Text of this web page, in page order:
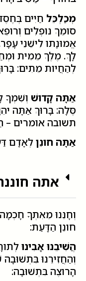
מְכַלְכֵּל חַיִּים
סומֵךְ נופְלִים
אֱמוּנָתו לִישֵׁנֵי
לָךְ. מֶלֶךְ מֵמִית
לְהַחֲיות מֵתִים:
אַתָּה קָדושׁ וְשִׁמְךָ
סֶּלָה: בָּרוּךְ אַתָּה
תשובה אומרים –
אַתָּה חונֵןלְאָדָם
אתה
וְחָנֵּנוּ מֵאִתְּךָ
חונֵן הַדָּעַת:
הֲשִׁיבֵנוּ אָבִינוּ
וְהַחֲזִירֵנוּ
הָרוצֶה בִּתְשׁוּבָה: